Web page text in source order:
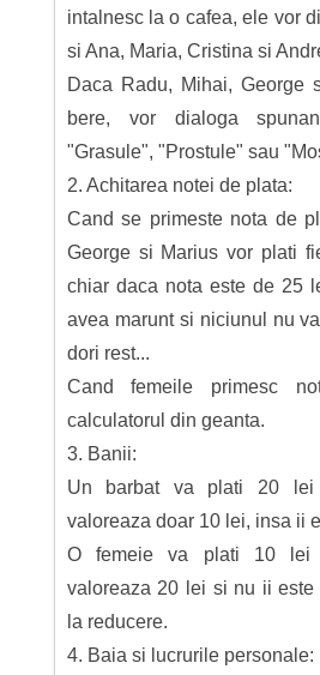
intalnesc la o cafea, ele vor
si Ana, Maria, Cristina si
Daca Radu, Mihai, George
bere, vor dialoga
"Grasule", "Prostule" sau
2. Achitarea notei de plata:
Cand se primeste nota de
George si Marius vor plati
chiar daca nota este de 25
avea marunt si niciunul nu
dori rest...
Cand femeile primesc
calculatorul din geanta.
3. Banii:
Un barbat va plati 20 lei
valoreaza doar 10 lei, insa ii
O femeie va plati 10 lei
valoreaza 20 lei si nu ii este
la reducere.
4. Baia si lucrurile personale: